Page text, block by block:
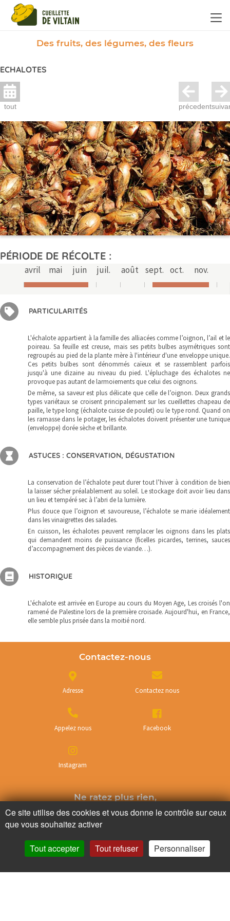
Des fruits, des légumes, des fleurs
ECHALOTES
tout précedent
PÉRIODE DE RÉCOLTE :
avril mai juin juil. août sept. oct. nov.
PARTICULARITÉS
L'échalote appartient à la famille des alliacées comme l’oignon, l’ail et le
poireau. Sa feuille est creuse, mais ses petits bulbes asymétriques sont
regroupés au pied de la plante mère à l'intérieur d'une enveloppe unique.
Ces petits bulbes sont dénommés caïeux et se rassemblent parfois
jusqu'à une dizaine au niveau du pied. L'épluchage des échalotes ne
provoque pas autant de larmoiements que celui des oignons.
De même, sa saveur est plus délicate que celle de l’oignon. Deux grands
types variétaux se croisent principalement sur les cueillettes chapeau de
paille, le type long (échalote cuisse de poulet) ou le type rond. Quand on
les ramasse dans le potager, les échalotes doivent présenter une tunique
(enveloppe) dorée sèche et brillante.
ASTUCES : CONSERVATION, DÉGUSTATION
La conservation de l’échalote peut durer tout l’hiver à condition de bien
la laisser sécher préalablement au soleil. Le stockage doit avoir lieu dans
un lieu et tempéré sec à l’abri de la lumière.
Plus douce que l’oignon et savoureuse, l’échalote se marie idéalement
dans les vinaigrettes des salades.
En cuisson, les échalotes peuvent remplacer les oignons dans les plats
qui demandent moins de puissance (ficelles picardes, terrines, sauces
d’accompagnement des pièces de viande…).
HISTORIQUE
L'échalote est arrivée en Europe au cours du Moyen Age, Les croisés l'on
ramené de Palestine lors de la première croisade. Aujourd'hui, en France,
elle semble plus prisée dans la moitié nord.
Contactez-nous
Adresse Contactez nous
Appelez nous Facebook
Instagram
Ne ratez plus rien,
Abonnez-vous à notre newsletter
Panneau de gestion des cookies
Ce site utilise des cookies et vous donne le contrôle sur ceux
que vous souhaitez activer
Tout accepter Tout refuser Personnaliser